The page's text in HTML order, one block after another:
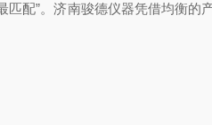
匹配”。济南骏德仪器凭借均衡